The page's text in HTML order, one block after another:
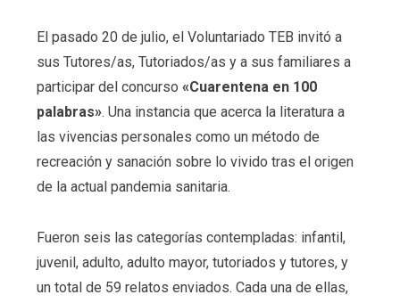
El pasado 20 de julio, el Voluntariado TEB invitó a
sus Tutores/as, Tutoriados/as y a sus familiares a
participar del concurso «Cuarentena en 100
palabras». Una instancia que acerca la literatura a
las vivencias personales como un método de
recreación y sanación sobre lo vivido tras el origen
de la actual pandemia sanitaria.
Fueron seis las categorías contempladas: infantil,
juvenil, adulto, adulto mayor, tutoriados y tutores, y
un total de 59 relatos enviados. Cada una de ellas,